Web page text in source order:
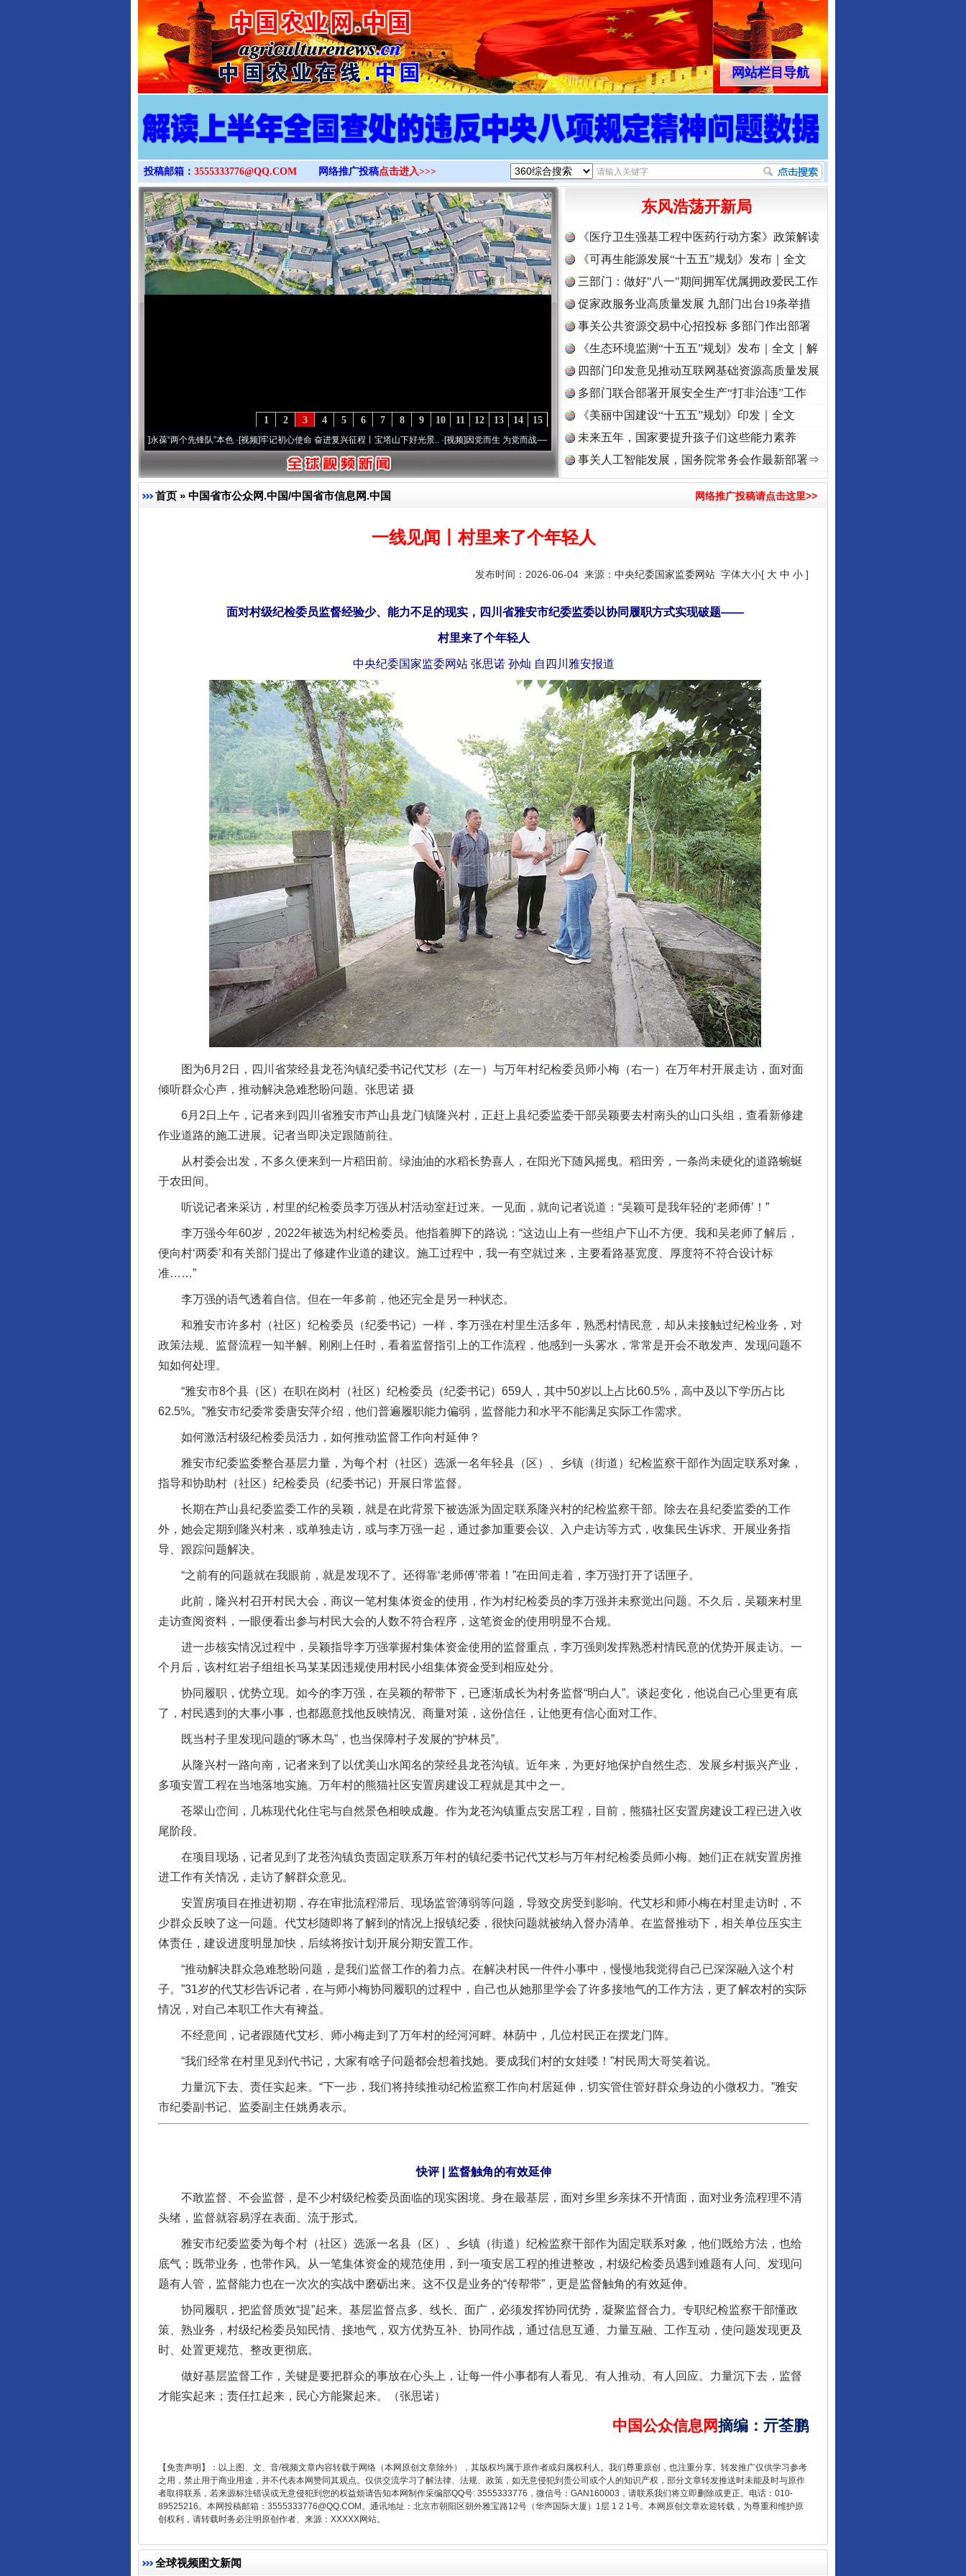
>
网站栏目导航
投稿邮箱： 3555333776@QQ.COM 网络推广投稿点击进入>>>
15
14
13
12
11
10
9
8
7
6
5
4
3
2
1
永葆“两个先锋队”本色·[视频]牢记初心使命 奋进复兴征程丨宝塔山下好光景..·[视频]因党而生 为党而战——百年“纪”事⑧加强纪律..·[视频]牢记初心使命 奋进复兴征程丨“转折之城”激荡..
东风浩荡开新局
《医疗卫生强基工程中医药行动方案》政策解读
《可再生能源发展“十五五”规划》发布｜全文
三部门：做好"八一"期间拥军优属拥政爱民工作
促家政服务业高质量发展 九部门出台19条举措
事关公共资源交易中心招投标 多部门作出部署
《生态环境监测“十五五”规划》发布｜全文｜解
读
四部门印发意见推动互联网基础资源高质量发展
多部门联合部署开展安全生产“打非治违”工作
《美丽中国建设“十五五”规划》印发｜全文
未来五年，国家要提升孩子们这些能力素养
事关人工智能发展，国务院常务会作最新部署⇒
首页 » 中国省市公众网.中国/中国省市信息网.中国 网络推广投稿请点击这里>>
一线见闻丨村里来了个年轻人
发布时间：2026-06-04 来源： 中央纪委国家监委网站 字体大小[ 大 中 小 ]
面对村级纪检委员监督经验少、能力不足的现实，四川省雅安市纪委监委以协同履职方式实现破题——
村里来了个年轻人
中央纪委国家监委网站 张思诺 孙灿 自四川雅安报道
图为6月2日，四川省荥经县龙苍沟镇纪委书记代艾杉（左一）与万年村纪检委员师小梅（右一）在万年村开展走访，面对面
倾听群众心声，推动解决急难愁盼问题。张思诺 摄
6月2日上午，记者来到四川省雅安市芦山县龙门镇隆兴村，正赶上县纪委监委干部吴颖要去村南头的山口头组，查看新修建
作业道路的施工进展。记者当即决定跟随前往。
从村委会出发，不多久便来到一片稻田前。绿油油的水稻长势喜人，在阳光下随风摇曳。稻田旁，一条尚未硬化的道路蜿蜒
于农田间。
听说记者来采访，村里的纪检委员李万强从村活动室赶过来。一见面，就向记者说道：“吴颖可是我年轻的‘老师傅’！”
李万强今年60岁，2022年被选为村纪检委员。他指着脚下的路说：“这边山上有一些组户下山不方便。我和吴老师了解后，
便向村‘两委’和有关部门提出了修建作业道的建议。施工过程中，我一有空就过来，主要看路基宽度、厚度符不符合设计标
准……”
李万强的语气透着自信。但在一年多前，他还完全是另一种状态。
和雅安市许多村（社区）纪检委员（纪委书记）一样，李万强在村里生活多年，熟悉村情民意，却从未接触过纪检业务，对
政策法规、监督流程一知半解。刚刚上任时，看着监督指引上的工作流程，他感到一头雾水，常常是开会不敢发声、发现问题不
知如何处理。
“雅安市8个县（区）在职在岗村（社区）纪检委员（纪委书记）659人，其中50岁以上占比60.5%，高中及以下学历占比
62.5%。”雅安市纪委常委唐安萍介绍，他们普遍履职能力偏弱，监督能力和水平不能满足实际工作需求。
如何激活村级纪检委员活力，如何推动监督工作向村延伸？
雅安市纪委监委整合基层力量，为每个村（社区）选派一名年轻县（区）、乡镇（街道）纪检监察干部作为固定联系对象，
指导和协助村（社区）纪检委员（纪委书记）开展日常监督。
长期在芦山县纪委监委工作的吴颖，就是在此背景下被选派为固定联系隆兴村的纪检监察干部。除去在县纪委监委的工作
外，她会定期到隆兴村来，或单独走访，或与李万强一起，通过参加重要会议、入户走访等方式，收集民生诉求、开展业务指
导、跟踪问题解决。
“之前有的问题就在我眼前，就是发现不了。还得靠‘老师傅’带着！”在田间走着，李万强打开了话匣子。
此前，隆兴村召开村民大会，商议一笔村集体资金的使用，作为村纪检委员的李万强并未察觉出问题。不久后，吴颖来村里
走访查阅资料，一眼便看出参与村民大会的人数不符合程序，这笔资金的使用明显不合规。
进一步核实情况过程中，吴颖指导李万强掌握村集体资金使用的监督重点，李万强则发挥熟悉村情民意的优势开展走访。一
个月后，该村红岩子组组长马某某因违规使用村民小组集体资金受到相应处分。
协同履职，优势立现。如今的李万强，在吴颖的帮带下，已逐渐成长为村务监督“明白人”。谈起变化，他说自己心里更有底
了，村民遇到的大事小事，也都愿意找他反映情况、商量对策，这份信任，让他更有信心面对工作。
既当村子里发现问题的“啄木鸟”，也当保障村子发展的“护林员”。
从隆兴村一路向南，记者来到了以优美山水闻名的荥经县龙苍沟镇。近年来，为更好地保护自然生态、发展乡村振兴产业，
多项安置工程在当地落地实施。万年村的熊猫社区安置房建设工程就是其中之一。
苍翠山峦间，几栋现代化住宅与自然景色相映成趣。作为龙苍沟镇重点安居工程，目前，熊猫社区安置房建设工程已进入收
尾阶段。
在项目现场，记者见到了龙苍沟镇负责固定联系万年村的镇纪委书记代艾杉与万年村纪检委员师小梅。她们正在就安置房推
进工作有关情况，走访了解群众意见。
安置房项目在推进初期，存在审批流程滞后、现场监管薄弱等问题，导致交房受到影响。代艾杉和师小梅在村里走访时，不
少群众反映了这一问题。代艾杉随即将了解到的情况上报镇纪委，很快问题就被纳入督办清单。在监督推动下，相关单位压实主
体责任，建设进度明显加快，后续将按计划开展分期安置工作。
“推动解决群众急难愁盼问题，是我们监督工作的着力点。在解决村民一件件小事中，慢慢地我觉得自己已深深融入这个村
子。”31岁的代艾杉告诉记者，在与师小梅协同履职的过程中，自己也从她那里学会了许多接地气的工作方法，更了解农村的实际
情况，对自己本职工作大有裨益。
不经意间，记者跟随代艾杉、师小梅走到了万年村的经河河畔。林荫中，几位村民正在摆龙门阵。
“我们经常在村里见到代书记，大家有啥子问题都会想着找她。要成我们村的女娃喽！”村民周大哥笑着说。
力量沉下去、责任实起来。“下一步，我们将持续推动纪检监察工作向村居延伸，切实管住管好群众身边的小微权力。”雅安
市纪委副书记、监委副主任姚勇表示。
快评 | 监督触角的有效延伸
不敢监督、不会监督，是不少村级纪检委员面临的现实困境。身在最基层，面对乡里乡亲抹不开情面，面对业务流程理不清
头绪，监督就容易浮在表面、流于形式。
雅安市纪委监委为每个村（社区）选派一名县（区）、乡镇（街道）纪检监察干部作为固定联系对象，他们既给方法，也给
底气；既带业务，也带作风。从一笔集体资金的规范使用，到一项安居工程的推进整改，村级纪检委员遇到难题有人问、发现问
题有人管，监督能力也在一次次的实战中磨砺出来。这不仅是业务的“传帮带”，更是监督触角的有效延伸。
协同履职，把监督质效“提”起来。基层监督点多、线长、面广，必须发挥协同优势，凝聚监督合力。专职纪检监察干部懂政
策、熟业务，村级纪检委员知民情、接地气，双方优势互补、协同作战，通过信息互通、力量互融、工作互动，使问题发现更及
时、处置更规范、整改更彻底。
做好基层监督工作，关键是要把群众的事放在心头上，让每一件小事都有人看见、有人推动、有人回应。力量沉下去，监督
才能实起来；责任扛起来，民心方能聚起来。（张思诺）
中国公众信息网摘编 ： 亓荃鹏
【免责声明】：以上图、文、音/视频文章内容转载于网络（本网原创文章除外），其版权均属于原作者或归属权利人。我们尊重原创，也注重分享。转发推广仅供学习参考
之用，禁止用于商业用途，并不代表本网赞同其观点。仅供交流学习了解法律、法规、政策，如无意侵犯到贵公司或个人的知识产权，部分文章转发推送时未能及时与原作
者取得联系，若来源标注错误或无意侵犯到您的权益烦请告知本网制作采编部QQ号: 3555333776，微信号：GAN160003，请联系我们将立即删除或更正。电话：010-
89525216。本网投稿邮箱：3555333776@QQ.COM。通讯地址：北京市朝阳区朝外雅宝路12号（华声国际大厦）1层 1 2 1号。本网原创文章欢迎转载，为尊重和维护原
创权利，请转载时务必注明原创作者、来源：XXXXX网站。
全球视频图文新闻
完善运行机制助力责任有效落实 一纸欠条伤亲情 巡回调解促和解.. 行业协会接连发公告
东山县通报“牛蛙产品抗生素超标问题”